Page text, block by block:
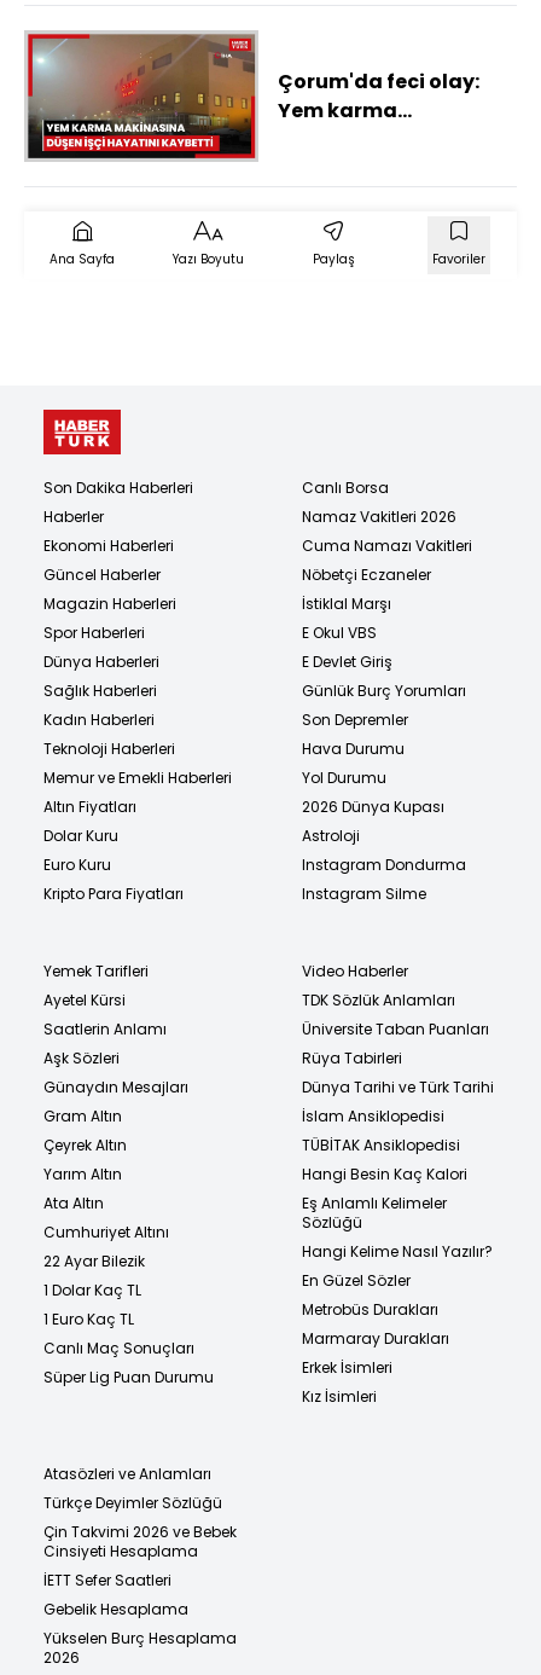
tutuklandı
Çorum'da feci olay:
Yem karma
Ana Sayfa Yazı Boyutu Paylaş Favoriler
Son Dakika Haberleri
Haberler
Ekonomi Haberleri
Güncel Haberler
Magazin Haberleri
Spor Haberleri
Dünya Haberleri
Sağlık Haberleri
Kadın Haberleri
Teknoloji Haberleri
Memur ve Emekli Haberleri
Altın Fiyatları
Dolar Kuru
Euro Kuru
Kripto Para Fiyatları
Canlı Borsa
Namaz Vakitleri 2026
Cuma Namazı Vakitleri
Nöbetçi Eczaneler
İstiklal Marşı
E Okul VBS
E Devlet Giriş
Günlük Burç Yorumları
Son Depremler
Hava Durumu
Yol Durumu
2026 Dünya Kupası
Astroloji
Instagram Dondurma
Instagram Silme
Yemek Tarifleri
Ayetel Kürsi
Saatlerin Anlamı
Aşk Sözleri
Günaydın Mesajları
Gram Altın
Çeyrek Altın
Yarım Altın
Ata Altın
Cumhuriyet Altını
22 Ayar Bilezik
1 Dolar Kaç TL
1 Euro Kaç TL
Canlı Maç Sonuçları
Süper Lig Puan Durumu
Video Haberler
TDK Sözlük Anlamları
Üniversite Taban Puanları
Rüya Tabirleri
Dünya Tarihi ve Türk Tarihi
İslam Ansiklopedisi
TÜBİTAK Ansiklopedisi
Hangi Besin Kaç Kalori
Eş Anlamlı Kelimeler
Sözlüğü
Hangi Kelime Nasıl Yazılır?
En Güzel Sözler
Metrobüs Durakları
Marmaray Durakları
Erkek İsimleri
Kız İsimleri
Atasözleri ve Anlamları
Türkçe Deyimler Sözlüğü
Çin Takvimi 2026 ve Bebek
Cinsiyeti Hesaplama
İETT Sefer Saatleri
Gebelik Hesaplama
Yükselen Burç Hesaplama
2026